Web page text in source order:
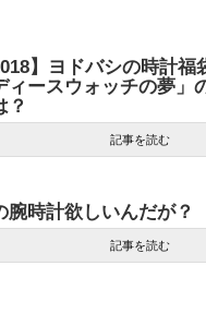
】ヨドバシの時計福
ィースウォッチの夢」
？
記事を読む
腕時計欲しいんだが？
記事を読む